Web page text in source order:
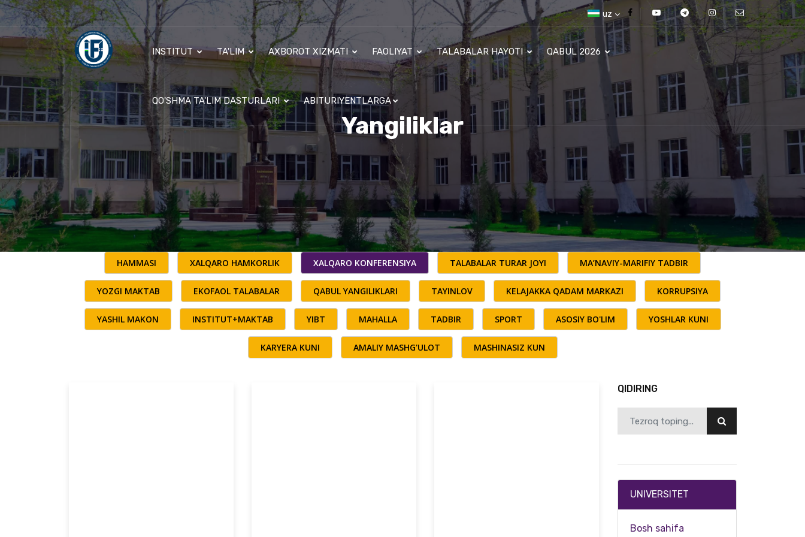
uz
INSTITUT TA'LIM AXBOROT XIZMATI FAOLIYAT TALABALAR HAYOTI QABUL 2026
QO'SHMA TA'LIM DASTURLARI ABITURIYENTLARGA
Yangiliklar
HAMMASI XALQARO HAMKORLIK XALQARO KONFERENSIYA TALABALAR TURAR JOYI MA’NAVIY-MARIFIY TADBIR
YOZGI MAKTAB EKOFAOL TALABALAR QABUL YANGILIKLARI TAYINLOV KELAJAKKA QADAM MARKAZI KORRUPSIYA
YASHIL MAKON INSTITUT+MAKTAB YIBT MAHALLA TADBIR SPORT ASOSIY BO'LIM YOSHLAR KUNI
KARYERA KUNI AMALIY MASHG'ULOT MASHINASIZ KUN
QIDIRING
UNIVERSITET
Bosh sahifa